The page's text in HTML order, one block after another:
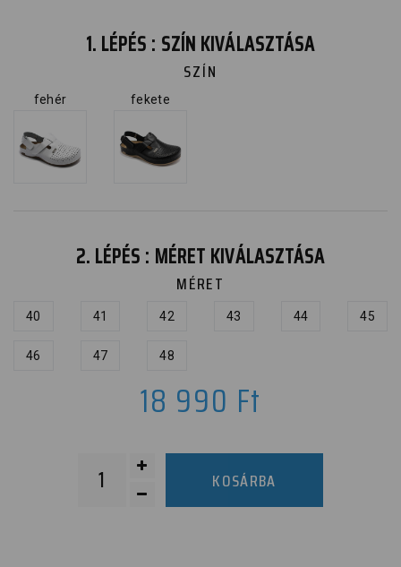
1. LÉPÉS : SZÍN KIVÁLASZTÁSA
SZÍN
fehér fekete
2. LÉPÉS : MÉRET KIVÁLASZTÁSA
MÉRET
40 41 42 43 44 45
46 47 48
18 990 Ft
KOSÁRBA